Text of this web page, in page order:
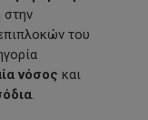
στην
του
νόσος και
.